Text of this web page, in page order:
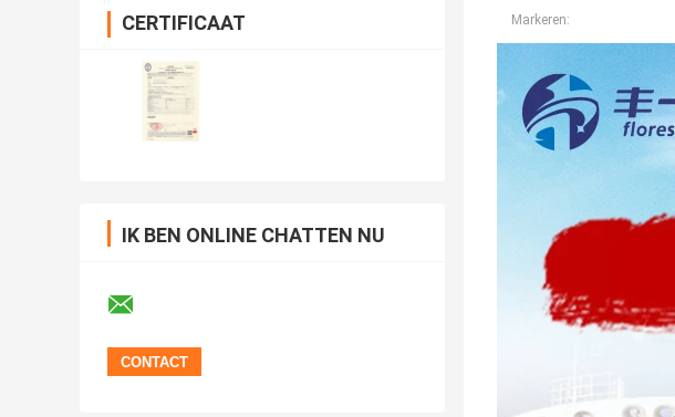
CERTIFICAAT
IK BEN ONLINE CHATTEN NU
Markeren: